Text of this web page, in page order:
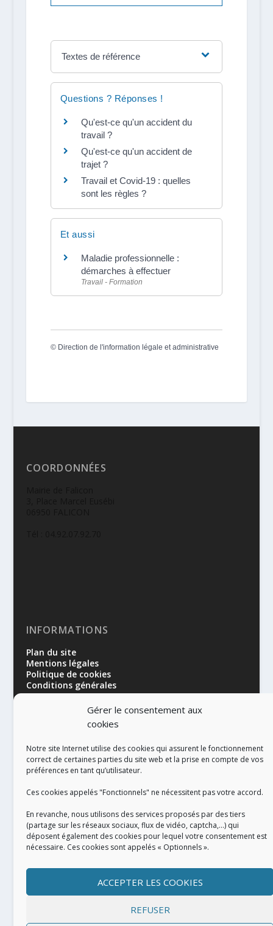
Gérer le consentement aux
cookies
Notre site Internet utilise des cookies qui assurent le fonctionnement
correct de certaines parties du site web et la prise en compte de vos
préférences en tant qu’utilisateur.
Ces cookies appelés "Fonctionnels" ne nécessitent pas votre accord.
En revanche, nous utilisons des services proposés par des tiers
(partage sur les réseaux sociaux, flux de vidéo, captcha,...) qui
déposent également des cookies pour lequel votre consentement est
nécessaire. Ces cookies sont appelés « Optionnels ».
ACCEPTER LES COOKIES
REFUSER
Textes de référence
Questions ? Réponses !
Qu'est-ce qu'un accident du
travail ?
Qu'est-ce qu'un accident de
trajet ?
Travail et Covid-19 : quelles
sont les règles ?
Et aussi
Maladie professionnelle :
démarches à effectuer
Travail - Formation
© Direction de l'information légale et administrative
COORDONNÉES
INFORMATIONS
Plan du site
Mentions légales
Politique de cookies
Conditions générales